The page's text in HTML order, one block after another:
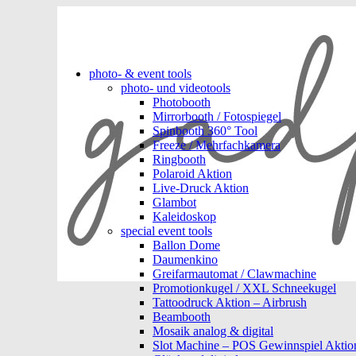
photo- & event tools
photo- und videotools
Photobooth
Mirrorbooth / Fotospiegel
Spinbooth 360° Tool
Freeze / Mehrfachkamera
Ringbooth
Polaroid Aktion
Live-Druck Aktion
Glambot
Kaleidoskop
special event tools
Ballon Dome
Daumenkino
Greifarmautomat / Clawmachine
Promotionkugel / XXL Schneekugel
Tattoodruck Aktion – Airbrush
Beambooth
Mosaik analog & digital
Slot Machine – POS Gewinnspiel